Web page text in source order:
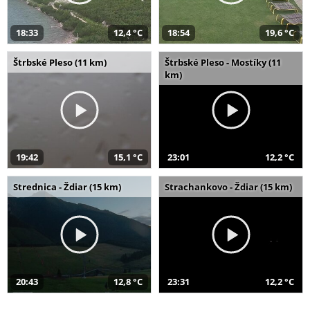
18:33 12,4 °C 18:54 19,6 °C
Štrbské Pleso (11 km)
19:42 15,1 °C
Štrbské Pleso - Mostíky (11
km)
23:01 12,2 °C
Strednica - Ždiar (15 km)
20:43 12,8 °C
Strachankovo - Ždiar (15 km)
23:31 12,2 °C